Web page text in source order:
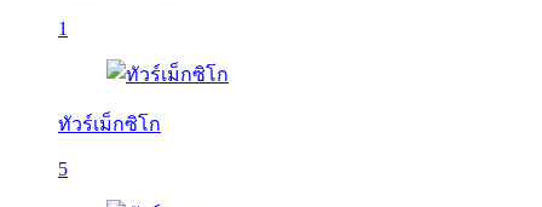
1
ทัวร์เม็กซิโก
5